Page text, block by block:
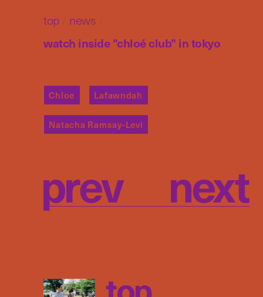
top/ news
watch inside "chloé club" in tokyo
Chloe Lafawndah
Natacha Ramsay-Levi
prev next